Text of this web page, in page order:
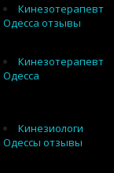
Кинезотерапевт
Одесса отзывы
Кинезотерапевт
Одесса
Кинезиологи
Одессы отзывы